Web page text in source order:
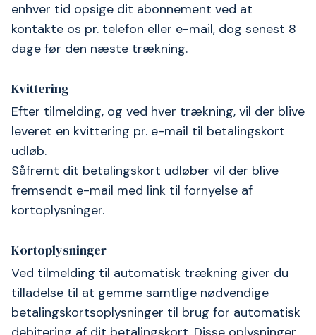
enhver tid opsige dit abonnement ved at
kontakte os pr. telefon eller e-mail, dog senest 8
dage før den næste trækning.
Kvittering
Efter tilmelding, og ved hver trækning, vil der blive
leveret en kvittering pr. e-mail til betalingskort
udløb.
Såfremt dit betalingskort udløber vil der blive
fremsendt e-mail med link til fornyelse af
kortoplysninger.
Kortoplysninger
Ved tilmelding til automatisk trækning giver du
tilladelse til at gemme samtlige nødvendige
betalingskortsoplysninger til brug for automatisk